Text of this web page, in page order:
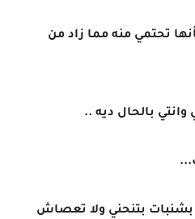
تحتمي منه مما زاد من
بالحال ديه ..
بشنبات بتنحني ولا تعصاش